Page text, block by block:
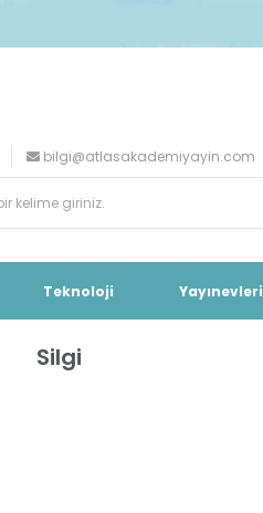
bilgi@atlasakademiyayin.com
Teknoloji Yayınevleri
Silgi